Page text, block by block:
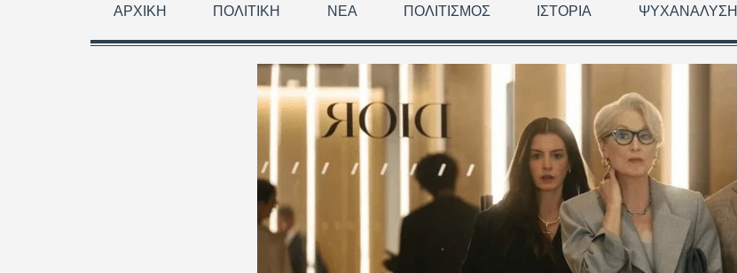
ΑΡΧΙΚΉ ΠΟΛΙΤΙΚΉ ΝΈΑ ΠΟΛΙΤΙΣΜΌΣ ΙΣΤΟΡΊΑ ΨΥΧΑΝΆΛΥΣΗ